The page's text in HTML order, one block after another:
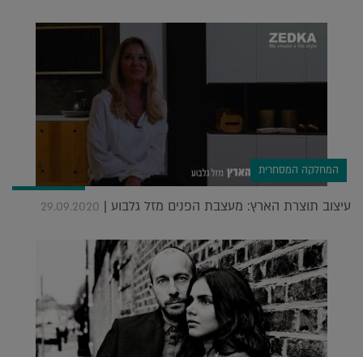
המחלקה המסחרית
עיצוב תוצרת הארץ: מעצבת הפנים מזל גלבוע | 29.09.2020